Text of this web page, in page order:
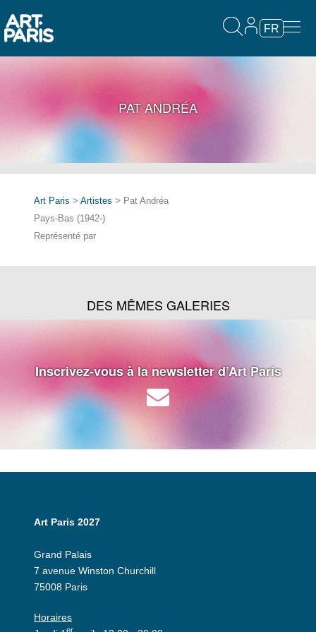
FR
PAT ANDRÉA
Art Paris > Artistes > Pat Andréa
Pays-Bas (1942-)
Représenté par
DES MÊMES GALERIES
Inscrivez-vous à la newsletter d’Art Paris
Art Paris 2027
Grand Palais
7 avenue Winston Churchill
75008 Paris
Horaires
er